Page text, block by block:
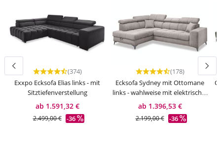
Durchschnittliche Bewertung von 4.65 von 5 Sternen
(374)
Exxpo Ecksofa Elias links - mit
Sitztiefenverstellung
ab 1.591,32 €
2.499,00 € -36
Durchschnittliche
(178)
Ecksofa Sydney mit Ottomane
links - wahlweise mit elektrischer
Bettfunktion
ab 1.396,53 €
2.199,00 € -36